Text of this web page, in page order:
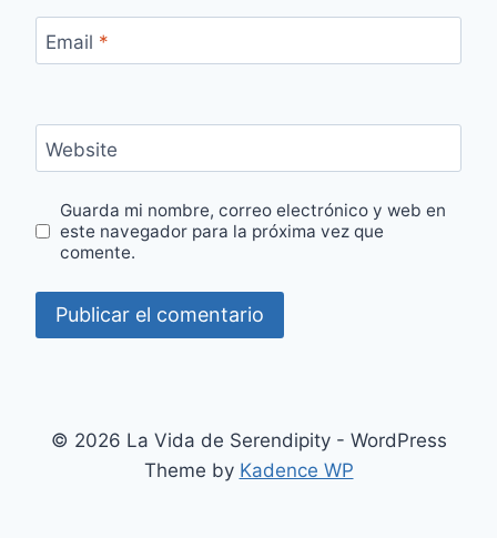
Email *
Website
Guarda mi nombre, correo electrónico y web en
este navegador para la próxima vez que
comente.
© 2026 La Vida de Serendipity - WordPress
Theme by Kadence WP